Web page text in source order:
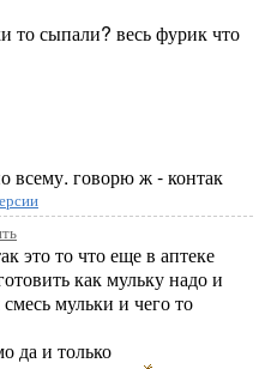
то сыпали? весь фурик что
всему. говорю ж - контак
это то что еще в аптеке
как мульку надо и
мульки и чего то
да и только